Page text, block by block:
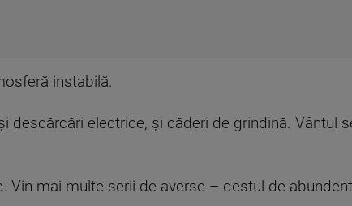
instabilă.
descărcări electrice, și căderi de grindină. Vântul
Vin mai multe serii de averse – destul de